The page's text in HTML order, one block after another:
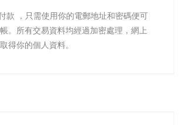
款 ，只需使用你的電郵地址和密碼便可
。所有交易資料均經過加密處理，網上
得你的個人資料。